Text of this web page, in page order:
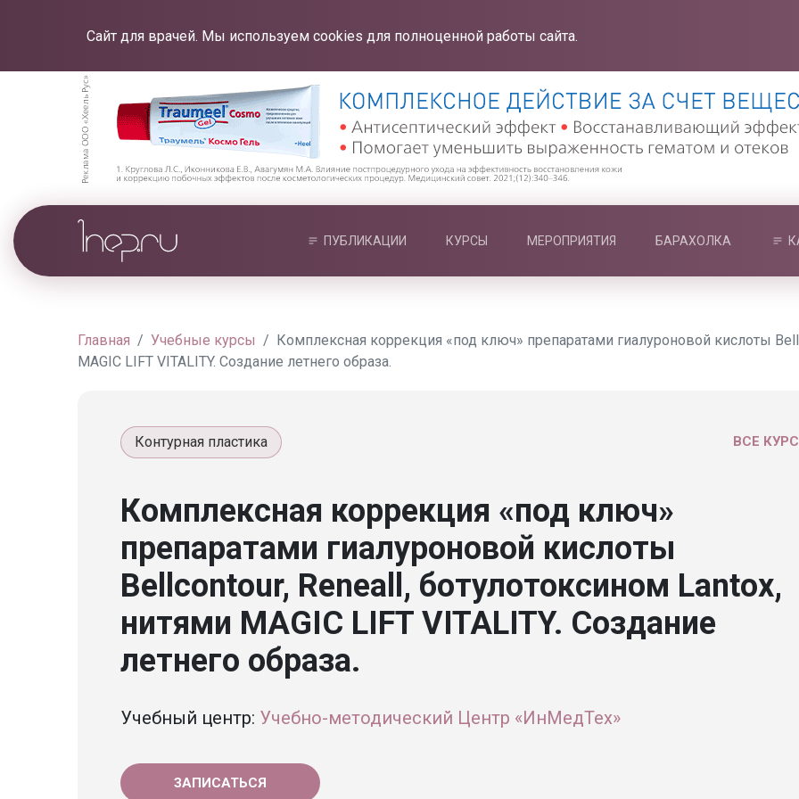
Сайт для врачей. Мы используем cookies для полноценной работы сайта.
ПУБЛИКАЦИИ КУРСЫ МЕРОПРИЯТИЯ БАРАХОЛКА
Главная Учебные курсы
Комплексная коррекция «под ключ» препаратами гиалуроновой кислоты
MAGIC LIFT VITALITY. Создание летнего образа.
ВСЕ
Контурная пластика
Комплексная коррекция «под ключ»
препаратами гиалуроновой кислоты
Bellcontour, Reneall, ботулотоксином Lantox,
нитями MAGIC LIFT VITALITY. Создание
летнего образа.
Учебный центр: Учебно-методический Центр «ИнМедТех»
ЗАПИСАТЬСЯ